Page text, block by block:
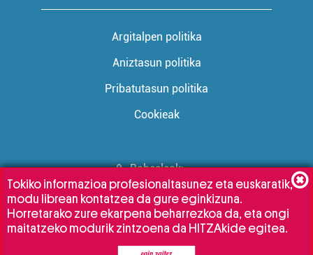
Argitalpen politika
Aniztasun politika
Pribatutasun politika
Cookieak
Babesleak:
Tokiko informazioa profesionaltasunez eta euskaratik,
modu librean kontatzea da gure eginkizuna.
Horretarako zure ekarpena beharrezkoa da, eta ongi
maitatzeko modurik zintzoena da HITZAkide egitea.